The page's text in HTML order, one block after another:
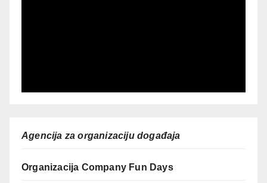
Agencija za organizaciju događaja
Organizacija Company Fun Days